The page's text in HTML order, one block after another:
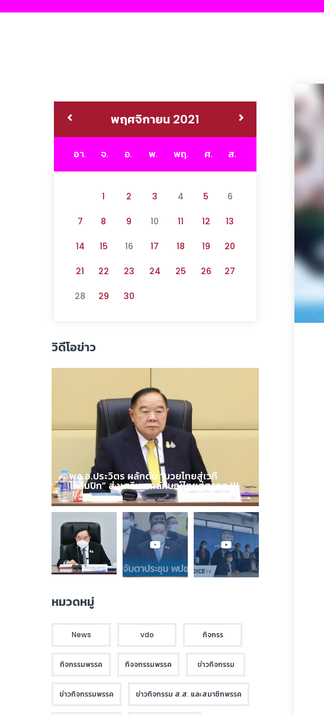
พฤศจิกายน 2021
อา. จ. อ. พ. พฤ. ศ. ส.
1 2 3 4 5 6
7 8 9 10 11 12 13
14 15 16 17 18 19 20
21 22 23 24 25 26 27
28 29 30
วิดีโอข่าว
พล.อ.ประวิตร ผลักดัน “มวยไทยสู่เวที
โอลิมปิก” ส่งเสริมเอกลักษณ์ไทยสู่สากล !!!
หมวดหมู่
News vdo กิจกรร
กิจกรรมพรรค กิจจกรรมพรรค ข่าวกิจกรรม
ข่าวกิจกรรมพรรค ข่าวกิจกรรม ส.ส. และสมาชิกพรรค